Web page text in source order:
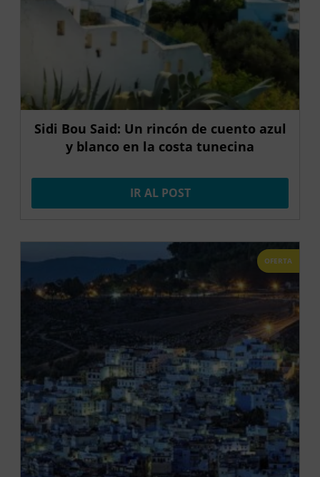
Sidi Bou Said: Un rincón de cuento azul
y blanco en la costa tunecina
IR AL POST
OFERTA